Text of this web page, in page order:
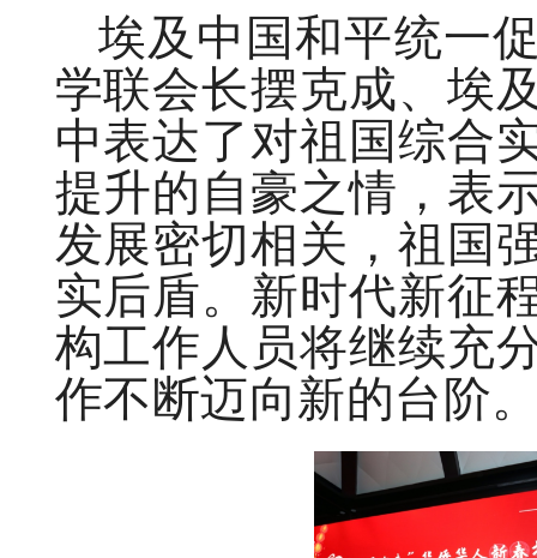
埃及中国和平统一
学联会长摆克成、埃
中表达了对祖国综合
提升的自豪之情，表
发展密切相关，祖国
实后盾。新时代新征
构工作人员将继续充
作不断迈向新的台阶